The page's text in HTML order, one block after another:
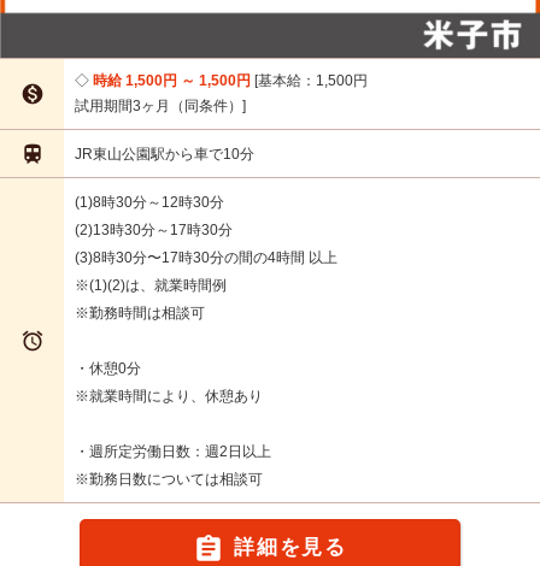

時給 1,500円 ～ 1,500円 基本給：1,500円
試用期間3ヶ月（同条件）
 JR東山公園駅から車で10分

(1)8時30分～12時30分
(2)13時30分～17時30分
(3)8時30分〜17時30分の間の4時間 以上
※(1)(2)は、就業時間例
※勤務時間は相談可
・休憩0分
※就業時間により、休憩あり
・週所定労働日数：週2日以上
※勤務日数については相談可
 詳細を見る